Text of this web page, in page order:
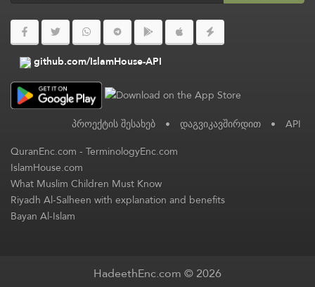
github.com/IslamHouse-API
პროექტის შესახებ • დაგვიკავშირდით • API
QuranEnc.com-TerminologyEnc.com
IslamHouse.com
What Muslim Children Must Know
Riyadh Al-Salheen with explanation and benefits
Bayan Al-Islam
HadeethEnc.com © 2026